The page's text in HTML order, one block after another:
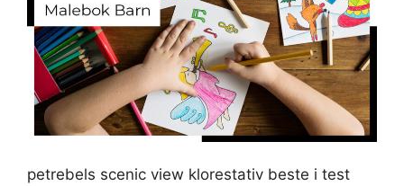
petrebels scenic view klorestativ beste i test